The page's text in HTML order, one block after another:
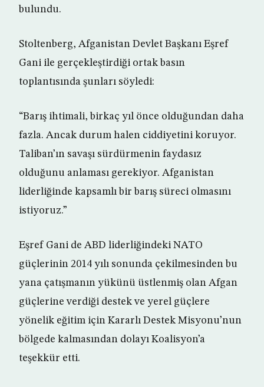
bulundu.
Stoltenberg, Afganistan Devlet Başkanı Eşref
Gani ile gerçekleştirdiği ortak basın
toplantısında şunları söyledi:
“Barış ihtimali, birkaç yıl önce olduğundan daha
fazla. Ancak durum halen ciddiyetini koruyor.
Taliban’ın savaşı sürdürmenin faydasız
olduğunu anlaması gerekiyor. Afganistan
liderliğinde kapsamlı bir barış süreci olmasını
istiyoruz.”
Eşref Gani de ABD liderliğindeki NATO
güçlerinin 2014 yılı sonunda çekilmesinden bu
yana çatışmanın yükünü üstlenmiş olan Afgan
güçlerine verdiği destek ve yerel güçlere
yönelik eğitim için Kararlı Destek Misyonu’nun
bölgede kalmasından dolayı Koalisyon’a
teşekkür etti.